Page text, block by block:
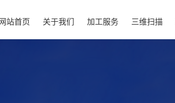
站首页 关于我们 加工服务 三维扫描